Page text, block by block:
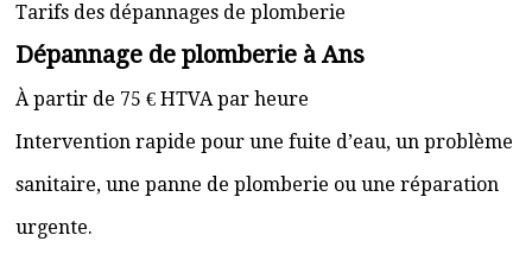
Tarifs des dépannages de plomberie
Dépannage de plomberie à Ans
À partir de 75 € HTVA par heure
Intervention rapide pour une fuite d’eau, un problème
sanitaire, une panne de plomberie ou une réparation
urgente.